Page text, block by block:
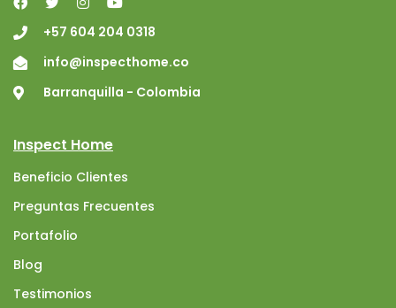
+57 604 204 0318
info@inspecthome.co
Barranquilla - Colombia
Inspect Home
Beneficio Clientes
Preguntas Frecuentes
Portafolio
Blog
Testimonios